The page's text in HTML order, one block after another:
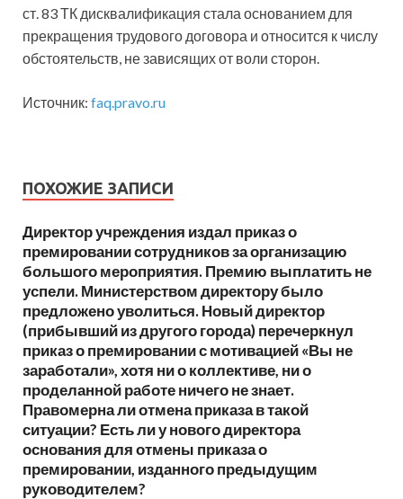
ст. 83 ТК дисквалификация стала основанием для
прекращения трудового договора и относится к числу
обстоятельств, не зависящих от воли сторон.
Источник: faq.pravo.ru
ПОХОЖИЕ ЗАПИСИ
Директор учреждения издал приказ о
премировании сотрудников за организацию
большого мероприятия. Премию выплатить не
успели. Министерством директору было
предложено уволиться. Новый директор
(прибывший из другого города) перечеркнул
приказ о премировании с мотивацией «Вы не
заработали», хотя ни о коллективе, ни о
проделанной работе ничего не знает.
Правомерна ли отмена приказа в такой
ситуации? Есть ли у нового директора
основания для отмены приказа о
премировании, изданного предыдущим
руководителем?